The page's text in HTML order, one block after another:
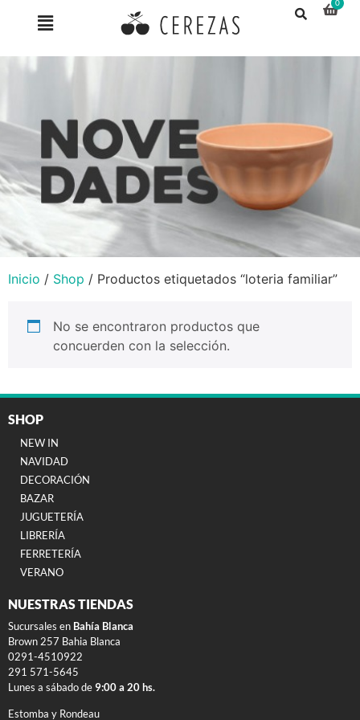
Inicio / Shop / Productos etiquetados “loteria familiar”
No se encontraron productos que
concuerden con la selección.
SHOP
NEW IN
NAVIDAD
DECORACIÓN
BAZAR
JUGUETERÍA
LIBRERÍA
FERRETERÍA
VERANO
NUESTRAS TIENDAS
Sucursales en Bahía Blanca
Brown 257 Bahia Blanca
0291-4510922
291 571-5645
Lunes a sábado de 9:00 a 20 hs.
Estomba y Rondeau